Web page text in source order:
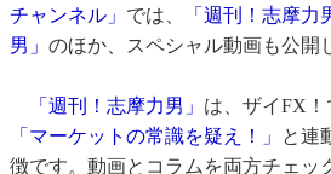
チャンネル」 では、 「週刊！志摩力
男」 のほか、スペシャル動画も公開
「週刊！志摩力男」 は、ザイFX
「マーケットの常識を疑え！」
と連
徴です。 動画とコラムを両方チェッ